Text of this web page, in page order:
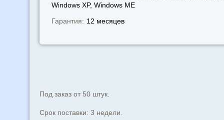
Windows XP, Windows МЕ
Гарантия: 12 месяцев
Под заказ от 50 штук.
Срок поставки: 3 недели.